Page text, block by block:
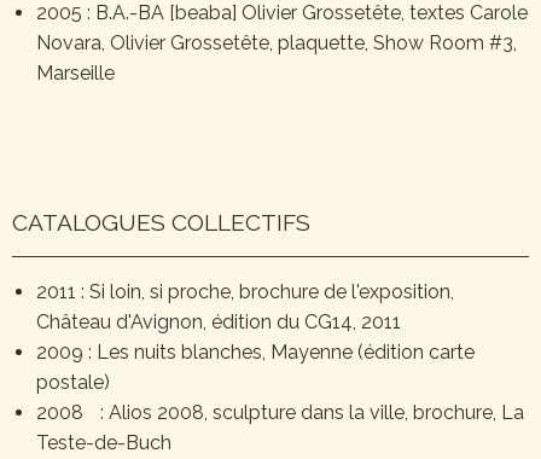
2005 : B.A.-BA [beaba] Olivier Grossetête, textes Carole
Novara, Olivier Grossetête, plaquette, Show Room #3,
Marseille
CATALOGUES COLLECTIFS
2011 : Si loin, si proche, brochure de l'exposition,
Château d'Avignon, édition du CG14, 2011
2009 : Les nuits blanches, Mayenne (édition carte
postale)
2008 : Alios 2008, sculpture dans la ville, brochure, La
Teste-de-Buch